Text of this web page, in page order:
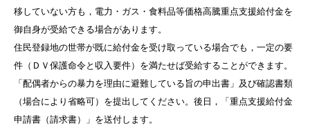
移していない方も，電力・ガス・食料品等価格高騰重点支援給付金を
御自身が受給できる場合があります。
住民登録地の世帯が既に給付金を受け取っている場合でも，一定の要
件（ＤＶ保護命令と収入要件）を満たせば受給することができます。
「配偶者からの暴力を理由に避難している旨の申出書」及び確認書類
（場合により省略可）を提出してください。後日，「重点支援給付金
申請書（請求書）」を送付します。